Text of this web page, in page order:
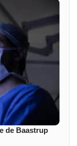
de Baastrup